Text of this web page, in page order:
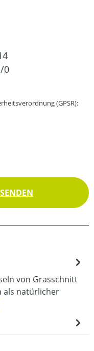
0
(GPSR):
von Grasschnitt
als natürlicher